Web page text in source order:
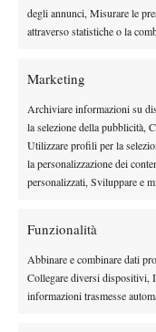
degli annunci, Misurare le
attraverso statistiche o la
Marketing
Archiviare informazioni su
la selezione della pubblicità,
Utilizzare profili per la
la personalizzazione dei
personalizzati, Sviluppare e
Funzionalità
Abbinare e combinare dati
Collegare diversi dispositivi,
informazioni trasmesse
proprio dall’Aspria
Atp